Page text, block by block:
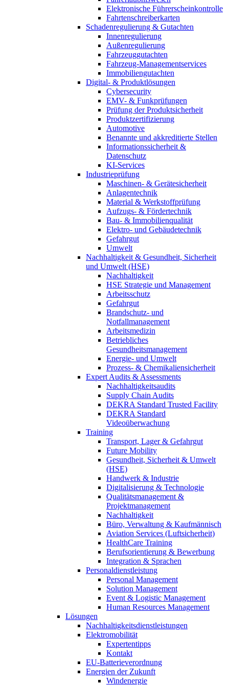
Elektronische Führerscheinkontrolle
Fahrtenschreiberkarten
Schadenregulierung & Gutachten
Innenregulierung
Außenregulierung
Fahrzeuggutachten
Fahrzeug-Managementservices
Immobiliengutachten
Digital- & Produktlösungen
Cybersecurity
EMV- & Funkprüfungen
Prüfung der Produktsicherheit
Produktzertifizierung
Automotive
Benannte und akkreditierte Stellen
Informationssicherheit &
Datenschutz
KI-Services
Industrieprüfung
Maschinen- & Gerätesicherheit
Anlagentechnik
Material & Werkstoffprüfung
Aufzugs- & Fördertechnik
Bau- & Immobilienqualität
Elektro- und Gebäudetechnik
Gefahrgut
Umwelt
Nachhaltigkeit & Gesundheit, Sicherheit
und Umwelt (HSE)
Nachhaltigkeit
HSE Strategie und Management
Arbeitsschutz
Gefahrgut
Brandschutz- und
Notfallmanagement
Arbeitsmedizin
Betriebliches
Gesundheitsmanagement
Energie- und Umwelt
Prozess- & Chemikaliensicherheit
Expert Audits & Assessments
Nachhaltigkeitsaudits
Supply Chain Audits
DEKRA Standard Trusted Facility
DEKRA Standard
Videoüberwachung
Training
Transport, Lager & Gefahrgut
Future Mobility
Gesundheit, Sicherheit & Umwelt
(HSE)
Handwerk & Industrie
Digitalisierung & Technologie
Qualitätsmanagement &
Projektmanagement
Nachhaltigkeit
Büro, Verwaltung & Kaufmännisch
Aviation Services (Luftsicherheit)
HealthCare Training
Berufsorientierung & Bewerbung
Integration & Sprachen
Personaldienstleistung
Personal Management
Solution Management
Event & Logistic Management
Human Resources Management
Lösungen
Nachhaltigkeitsdienstleistungen
Elektromobilität
Expertentipps
Kontakt
EU-Batterieverordnung
Energien der Zukunft
Windenergie